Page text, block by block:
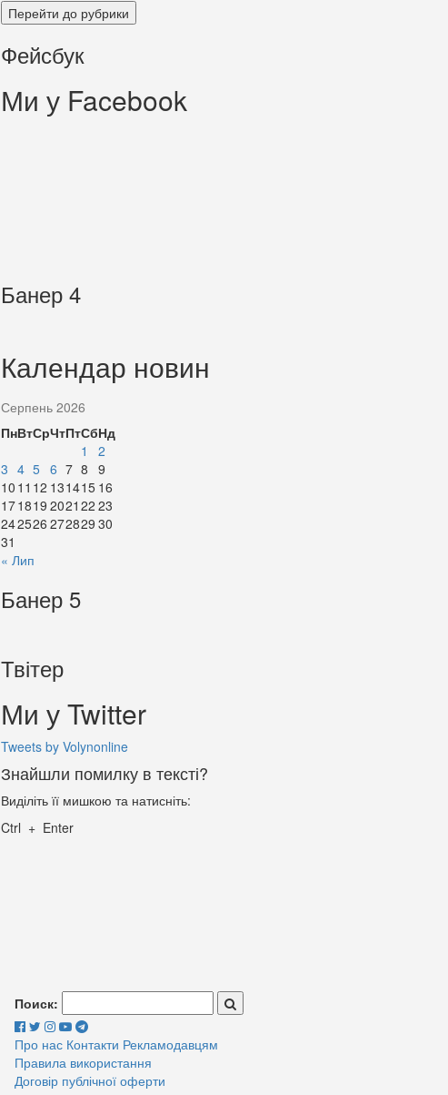
Перейти до рубрики
Фейсбук
Ми у Facebook
Банер 4
Календар новин
Серпень 2026
ПнВтСрЧтПтСбНд
1
2
3 4 5 6 7 8 9
10 11 12 131415 16
171819 2021 22 23
242526 272829 30
31
« Лип
Банер 5
Твітер
Ми у Twitter
Tweets by Volynonline
Знайшли помилку в тексті?
Виділіть її мишкою та натисніть:
Ctrl + Enter
Поиск:
Про нас Контакти Рекламодавцям
Правила використання
Договір публічної оферти